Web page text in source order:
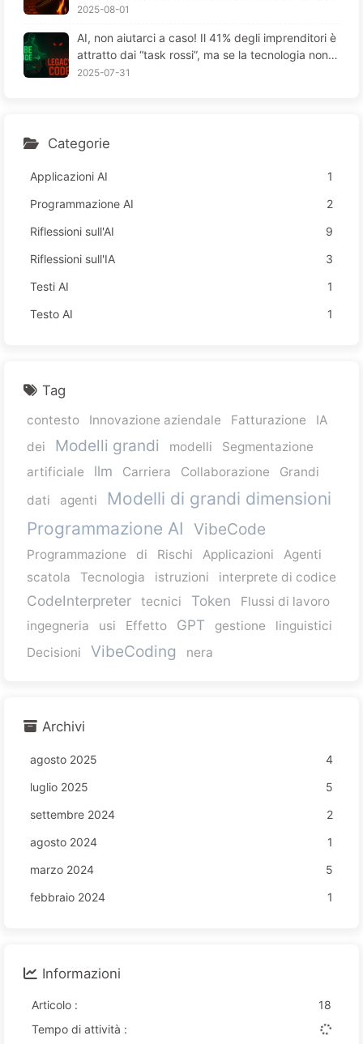
un'illusione; il vero costo dell'IA è la tua avidità - I
2025-08-01
AI, non aiutarci a caso! Il 41% degli imprenditori è
attratto dai “task rossi”, ma se la tecnologia non f
unziona, i dipendenti soffrono di più—Impara lent
2025-07-31
Categorie
Applicazioni AI
1
Programmazione AI
2
Riflessioni sull'AI
9
Riflessioni sull'IA
3
Testi AI
1
Testo AI
1
Tag
contesto Innovazione aziendale Fatturazione
IA
dei
Modelli grandi modelli
Segmentazione
artificiale
llm Carriera Collaborazione
Grandi
dati
agenti
Modelli di grandi dimensioni
Programmazione AI VibeCode
Programmazione di Rischi Applicazioni
Agenti
scatola
Tecnologia istruzioni interprete di codice
CodeInterpreter tecnici Token
Flussi di lavoro
ingegneria
usi Effetto GPT gestione
linguistici
Decisioni
VibeCoding nera
Archivi
agosto 2025
4
luglio 2025
5
settembre 2024
2
agosto 2024
1
marzo 2024
5
febbraio 2024
1
Informazioni
Articolo :
18
Tempo di attività :